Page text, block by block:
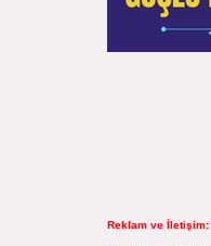
Reklam ve İletişim: